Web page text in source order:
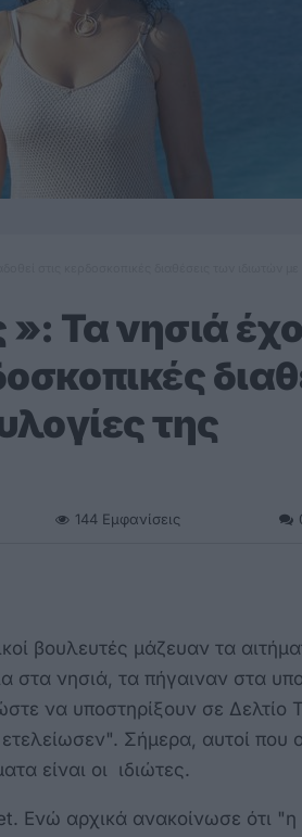
»: Τα νησιά
της
144 Εμφανίσεις
βουλευτές μάζευαν τα
στα νησιά, τα πήγαιναν στα
να υποστηρίξουν σε Δελτίο
Σήμερα, αυτοί που
είναι οι ιδιώτες.
Ενώ αρχικά ανακοίνωσε ότι